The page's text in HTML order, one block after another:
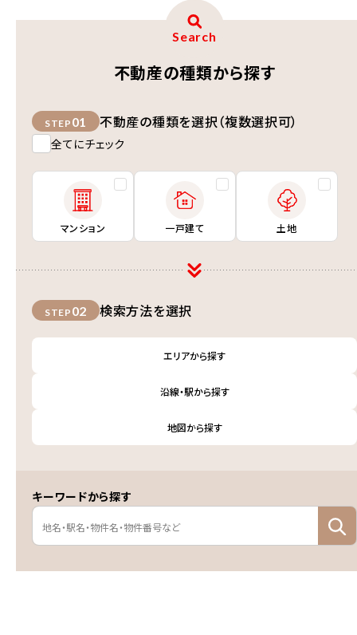
Search
不動産の種類から探す
STEP 01 不動産の種類を選択（複数選択可）
全てにチェック
マンション 一戸建て 土地
STEP 02 検索方法を選択
エリアから探す
沿線・駅から探す
地図から探す
キーワードから探す